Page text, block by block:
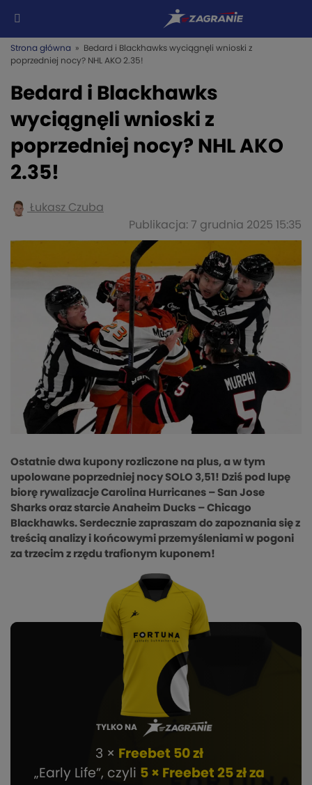
Strona główna » Bedard i Blackhawks wyciągnęli wnioski z
poprzedniej nocy? NHL AKO 2.35!
Bedard i Blackhawks
wyciągnęli wnioski z
poprzedniej nocy? NHL AKO
2.35!
Łukasz Czuba
Publikacja: 7 grudnia 2025 15:35
Ostatnie dwa kupony rozliczone na plus, a w tym
upolowane poprzedniej nocy SOLO 3,51! Dziś pod lupę
biorę rywalizacje Carolina Hurricanes – San Jose
Sharks oraz starcie Anaheim Ducks – Chicago
Blackhawks. Serdecznie zapraszam do zapoznania się z
treścią analizy i końcowymi przemyśleniami w pogoni
za trzecim z rzędu trafionym kuponem!
TYLKO NA
3 × Freebet 50 zł
„Early Life”, czyli 5 × Freebet 25 zł za